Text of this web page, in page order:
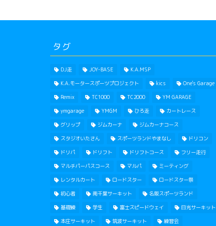
タグ
DJ走 JOY-BASE
K.A.MSP
K.A.モータースポーツプロジェクト
kics
One's Garage
Remix
TC1000 TC2000
YM GARAGE
ymgarage
YMGM ひろ走
カートレース
グリップ
ジムカーナ
ジムカーナコース
スタジオいたさん
スポーツランドやまなし
ドリコン
ドリパ
ドリフト ドリフトコース
フリー走行
マルチパーパスコース
マルパ
ミーティング
レンタルカート
ロードスター
ロードスター祭
初心者
南千葉サーキット
名阪スポーツランド
基礎練
学生 富士スピードウェイ
日光サーキット
本庄サーキット
筑波サーキット 練習会